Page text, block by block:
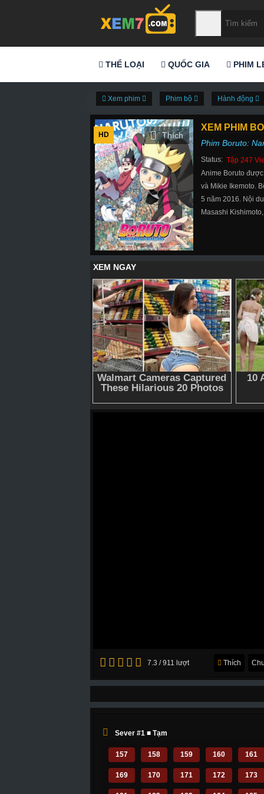
THỂ LOẠI QUỐC GIA PHIM
Xem phim Phim bộ Hành động
HD
XEM PHIM
Phim Boruto:
Status: Tập 247
Anime Boruto
và Mikie Ikemoto.
5 năm 2016. Nội
Masashi
7.3 / 911 lượt Thích
Sever #1 ■ Tạm
157 158 159 160 161
169 170 171 172 173